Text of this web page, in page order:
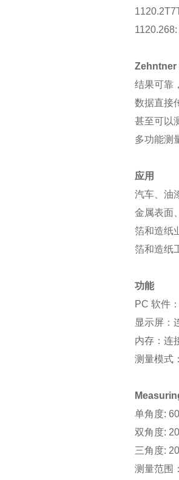
Zehntner
结果可靠
数据直接
甚至可以
多功能测
应用
汽车、油
金属表面
箔和造纸
箔和造纸
功能
PC 软件
显示屏：
内存：连
测量模式
单角度:
双角度:
三角度:
测量范围